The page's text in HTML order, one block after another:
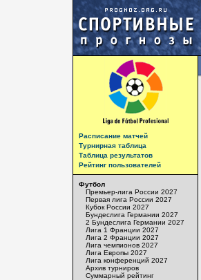
Расписание матчей
Турнирная таблица
Таблица результатов
Рейтинг пользователей
Футбол
Премьер-лига России 2027
Первая лига России 2027
Кубок России 2027
Бундеслига Германии 2027
2 Бундеслига Германии 2027
Лига 1 Франции 2027
Лига 2 Франции 2027
Лига чемпионов 2027
Лига Европы 2027
Лига конференций 2027
Архив турниров
Суммарный рейтинг